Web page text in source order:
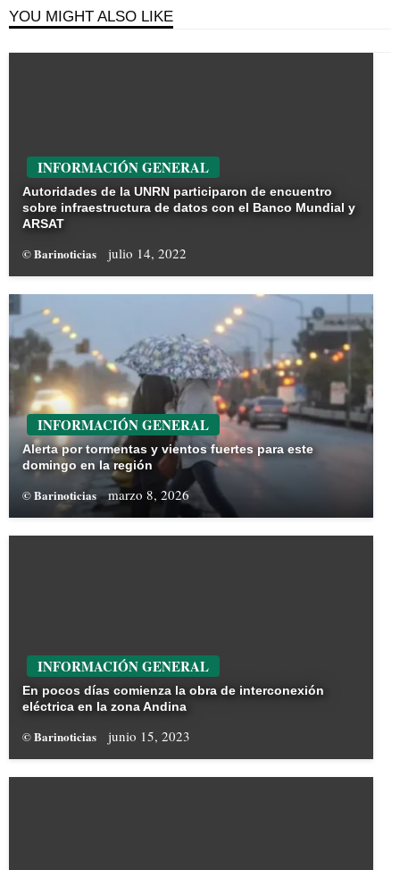
YOU MIGHT ALSO LIKE
INFORMACIÓN GENERAL
Autoridades de la UNRN participaron de encuentro
sobre infraestructura de datos con el Banco Mundial y
ARSAT
© Barinoticias julio 14, 2022
INFORMACIÓN GENERAL
Alerta por tormentas y vientos fuertes para este
domingo en la región
© Barinoticias marzo 8, 2026
INFORMACIÓN GENERAL
En pocos días comienza la obra de interconexión
eléctrica en la zona Andina
© Barinoticias junio 15, 2023